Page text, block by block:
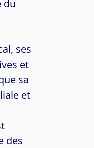
du
ses
et
sa
et
des